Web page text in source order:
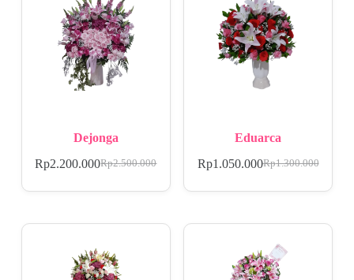
Dejonga
Rp2.500.000
Rp2.200.000
Eduarca
Rp1.300.000
Rp1.050.000